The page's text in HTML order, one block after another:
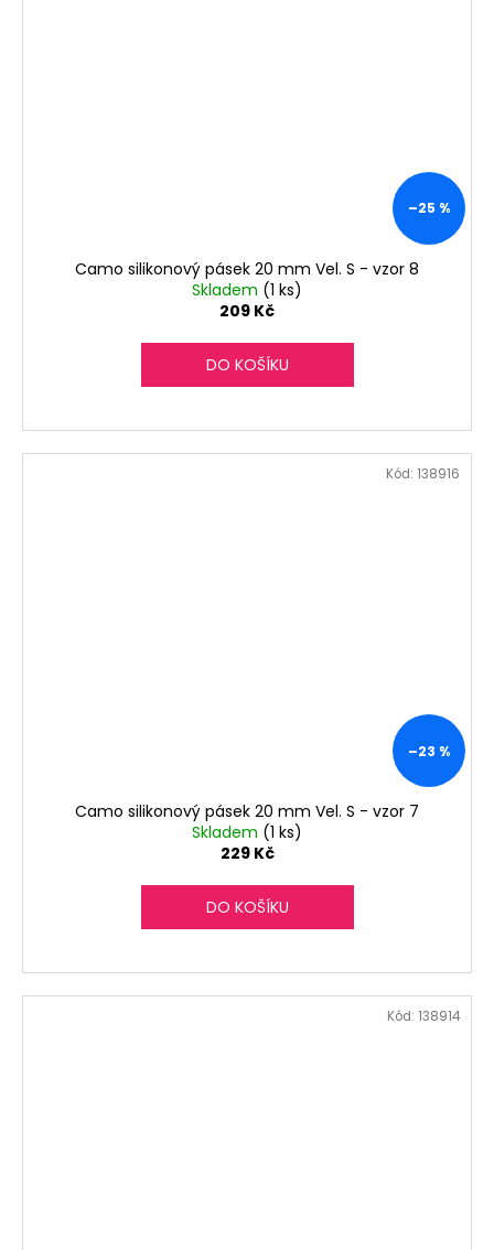
–25 %
Camo silikonový pásek 20 mm Vel. S - vzor 8
Skladem (1 ks)
209 Kč
DO KOŠÍKU
–23 %
Camo silikonový pásek 20 mm Vel. S - vzor 7
Skladem (1 ks)
229 Kč
DO KOŠÍKU
Kód: 138916
Kód: 138914